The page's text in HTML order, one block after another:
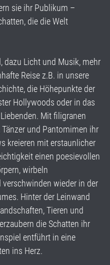
sie ihr Publikum –
die die Welt
dazu Licht und Musik, mehr
Reise z.B. in unsere
die Höhepunkte der
Hollywoods oder in das
Mit filigranen
und Pantomimen ihr
kreieren mit erstaunlicher
einen poesievollen
wirbeln
wieder in der
Hinter der Leinwand
Tieren und
die Schatten ihr
entführt in eine
ins Herz.